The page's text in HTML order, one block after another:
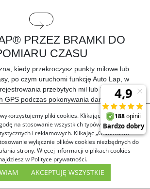
PRZEZ BRAMKI DO
CZASU
kiedy przekroczysz punkty milowe lub
po czym uruchomi funkcję Auto Lap, w
przebytych mil lub kilometrów na
GPS podczas pokonywania danego kursu.
PUNKT ZAKOŃCZENIA
kurs wyścigu, zegarek może zasugerować
danych, tak aby pasowały one do
przekroczenia określonego punktu
pliki cookies. Klikając „Akceptuję
na stosowanie wszystkich typów plików cookies,
i reklamowych. Klikając „Odmawiam”
wyłącznie plików cookies niezbędnych do
strony. Więcej informacji o plikach cookies
w Polityce prywatności.
AKCEPTUJĘ WSZYSTKIE